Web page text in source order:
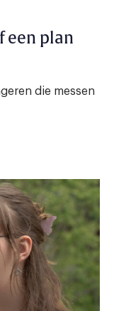
een plan
die messen